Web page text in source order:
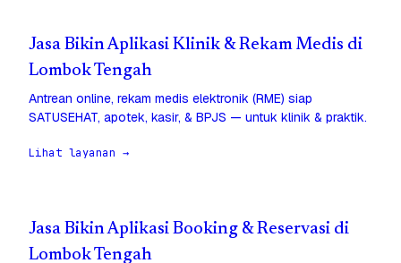
Jasa Bikin Aplikasi Klinik & Rekam Medis di
Lombok Tengah
Antrean online, rekam medis elektronik (RME) siap
SATUSEHAT, apotek, kasir, & BPJS — untuk klinik & praktik.
Lihat layanan →
Jasa Bikin Aplikasi Booking & Reservasi di
Lombok Tengah